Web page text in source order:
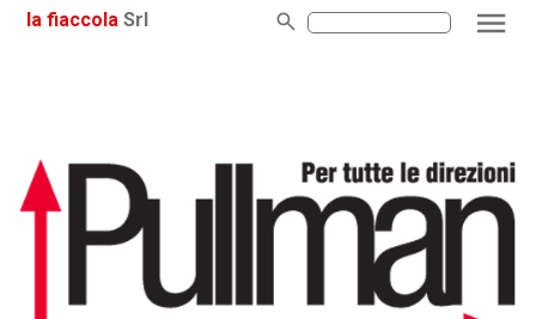
la fiaccola Srl